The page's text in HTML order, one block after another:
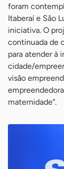
foram
Itaberaí e São
iniciativa. O
continuada de
para atender à
cidade/
visão
maternidade”.